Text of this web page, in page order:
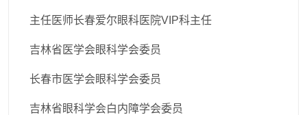
主任医师长春爱尔眼科医院VIP科主任
吉林省医学会眼科学会委员
长春市医学会眼科学会委员
吉林省眼科学会白内障学会委员